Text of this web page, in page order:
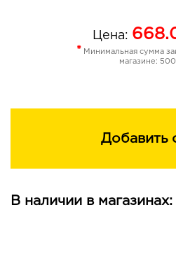
Цена:
* Минимальная сумма
магазине:
Добавить
В наличии в магазинах: